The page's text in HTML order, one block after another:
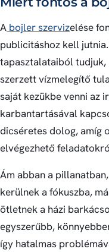
A bojler szervizelése
publicitáshoz kell
tapasztalataiból
szerzett vízmelegítő
saját kezükbe venni az
karbantartásával
dicséretes dolog, amíg
elvégezhető
Ám abban a
kerülnek a fókuszba,
ötletnek a házi
egyszerűbb,
így hatalmas